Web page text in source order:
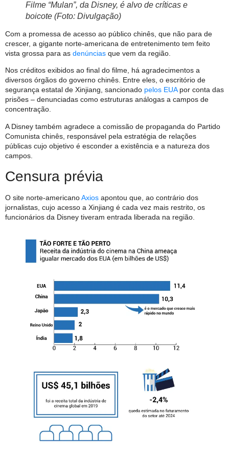
Filme “Mulan”, da Disney, é alvo de críticas e
boicote (Foto: Divulgação)
Com a promessa de acesso ao público chinês, que não para de
crescer, a gigante norte-americana de entretenimento tem feito
vista grossa para as denúncias que vem da região.
Nos créditos exibidos ao final do filme, há agradecimentos a
diversos órgãos do governo chinês. Entre eles, o escritório de
segurança estatal de Xinjiang, sancionado pelos EUApor conta das
prisões – denunciadas como estruturas análogas a campos de
concentração.
A Disney também agradece a comissão de propaganda do Partido
Comunista chinês, responsável pela estratégia de relações
públicas cujo objetivo é esconder a existência e a natureza dos
campos.
Censura prévia
O site norte-americanoAxios apontou que, ao contrário dos
jornalistas, cujo acesso a Xinjiang é cada vez mais restrito, os
funcionários da Disney tiveram entrada liberada na região.